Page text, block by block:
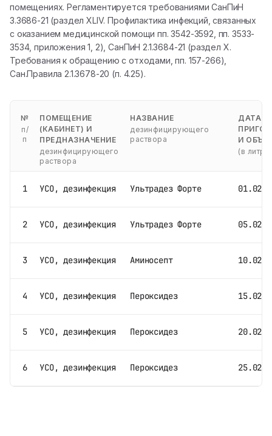
помещениях. Регламентируется требованиями СанПиН
3.3686-21 (раздел XLIV. Профилактика инфекций, связанных
с оказанием медицинской помощи пп. 3542-3592, пп. 3533-
3534, приложения 1, 2), СанПиН 2.1.3684-21 (раздел X.
Требования к обращению с отходами, пп. 157-266),
Сан.Правила 2.1.3678-20 (п. 4.25).
№
п/
п
ПОМЕЩЕНИЕ
(КАБИНЕТ) И
ПРЕДНАЗНАЧЕНИЕ
дезинфицирующего
раствора
НАЗВАНИЕ
дезинфицирующего
раствора
ДАТА
И
(в
1 УСО, дезинфекция Ультрадез Форте
2 УСО, дезинфекция Ультрадез Форте
3 УСО, дезинфекция Аминосепт
4 УСО, дезинфекция Пероксидез
5 УСО, дезинфекция Пероксидез
6 УСО, дезинфекция Пероксидез